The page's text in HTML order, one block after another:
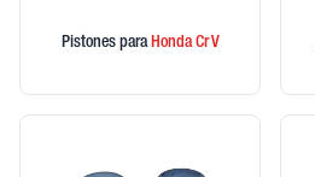
Pistones paraHondaCr V